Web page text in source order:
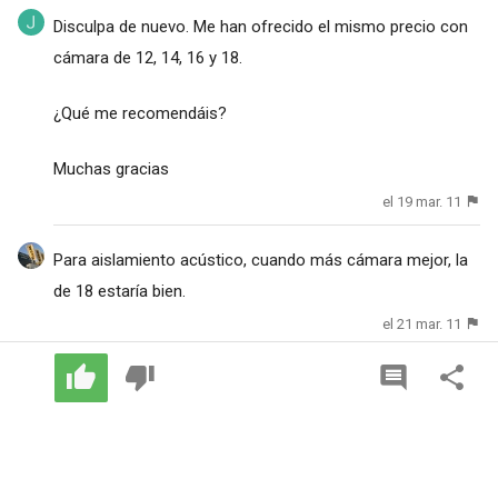
Disculpa de nuevo. Me han ofrecido el mismo precio con
cámara de 12, 14, 16 y 18.
¿Qué me recomendáis?
Muchas gracias
el 19 mar. 11
Para aislamiento acústico, cuando más cámara mejor, la
de 18 estaría bien.
el 21 mar. 11